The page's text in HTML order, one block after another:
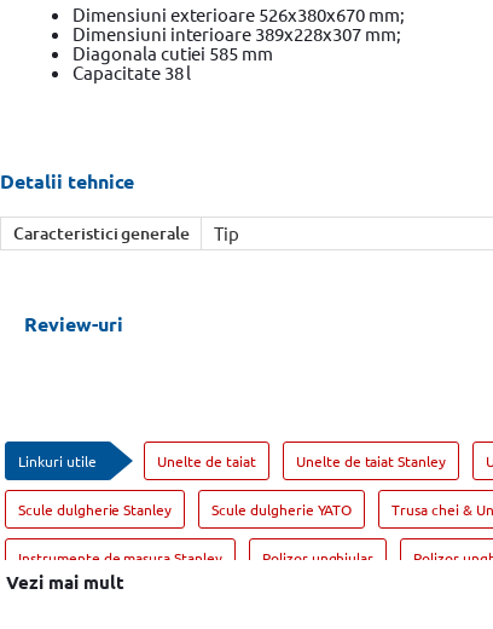
Dimensiuni exterioare 526x380x670 mm;
Dimensiuni interioare 389x228x307 mm;
Diagonala cutiei 585 mm
Capacitate 38 l
Detalii tehnice
Caracteristici generale Tip
Review-uri
Linkuri utile Unelte de taiat Unelte de taiat Stanley
Scule dulgherie Stanley Scule dulgherie YATO Trusa chei &
Instrumente de masura Stanley Polizor unghiular Polizor
Vezi mai mult